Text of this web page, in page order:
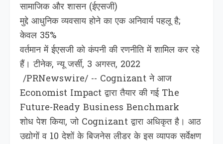
सामाजिक और शासन (ईएसजी)
मुद्दे आधुनिक व्यवसाय होने का एक अनिवार्य पहलू है;
केवल 35%
वर्तमान में ईएसजी को कंपनी की रणनीति में शामिल कर रहे
हैं। टीनेक, न्‍यू जर्सी, 3 अगस्‍त, 2022
/PRNewswire/ -- Cognizant ने आज
Economist Impact द्वारा तैयार की गई The
Future-Ready Business Benchmark
शोध पेश क‍िया, जो Cognizant द्वारा अधिकृत है। आठ
उद्योगों व 10 देशों के बिजनेस लीडर के इस व्यापक सर्वेक्षण